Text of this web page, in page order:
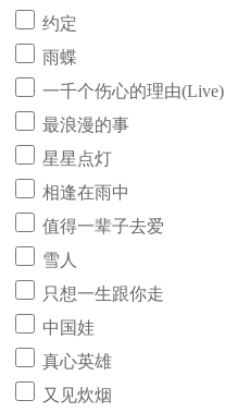
约定
雨蝶
一千个伤心的理由(Live)
最浪漫的事
星星点灯
相逢在雨中
值得一辈子去爱
雪人
只想一生跟你走
中国娃
真心英雄
又见炊烟